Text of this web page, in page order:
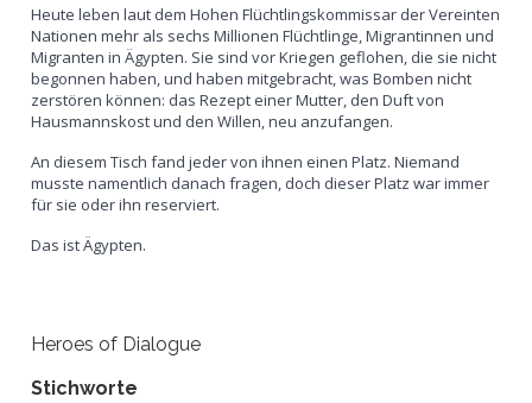
Heute leben laut dem Hohen Flüchtlingskommissar der Vereinten
Nationen mehr als sechs Millionen Flüchtlinge, Migrantinnen und
Migranten in Ägypten. Sie sind vor Kriegen geflohen, die sie nicht
begonnen haben, und haben mitgebracht, was Bomben nicht
zerstören können: das Rezept einer Mutter, den Duft von
Hausmannskost und den Willen, neu anzufangen.
An diesem Tisch fand jeder von ihnen einen Platz. Niemand
musste namentlich danach fragen, doch dieser Platz war immer
für sie oder ihn reserviert.
Das ist Ägypten.
Heroes of Dialogue
Stichworte